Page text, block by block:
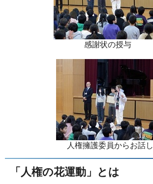
感謝状の授与
人権擁護委員からお話し
「人権の花運動」とは